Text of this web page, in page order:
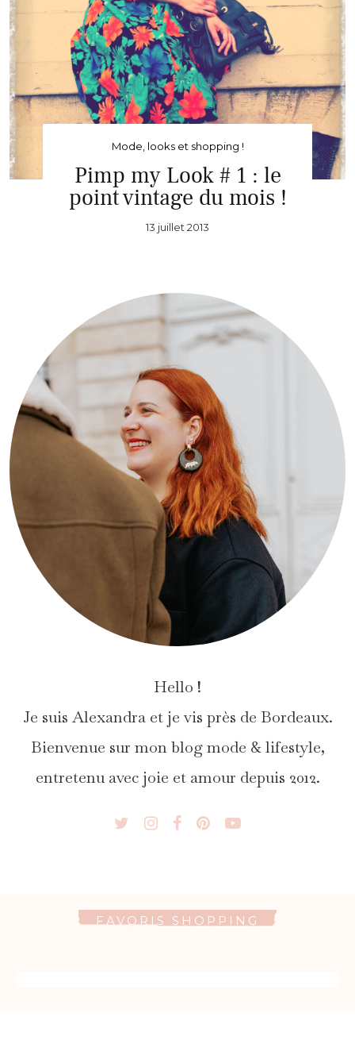
Mode, looks et shopping !
Pimp my Look # 1 : le
point vintage du mois !
13 juillet 2013
Hello !
Je suis Alexandra et je vis près de Bordeaux.
Bienvenue sur mon blog mode & lifestyle,
entretenu avec joie et amour depuis 2012.
FAVORIS SHOPPING